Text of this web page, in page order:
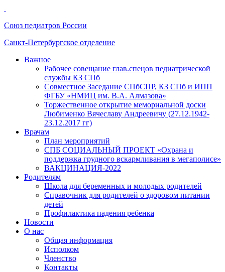
Союз педиатров России
Санкт-Петербургское отделение
Важное
Рабочее совещание глав.спецов педиатрической
службы КЗ СПб
Совместное Заседание СПбСПР, КЗ СПб и ИПП
ФГБУ «НМИЦ им. В.А. Алмазова»
Торжественное открытие мемориальной доски
Любименко Вячеславу Андреевичу (27.12.1942-
23.12.2017 гг)
Врачам
План мероприятий
СПБ СОЦИАЛЬНЫЙ ПРОЕКТ «Охрана и
поддержка грудного вскармливания в мегаполисе»
ВАКЦИНАЦИЯ-2022
Родителям
Школа для беременных и молодых родителей
Справочник для родителей о здоровом питании
детей
Профилактика падения ребенка
Новости
О нас
Общая информация
Исполком
Членство
Контакты